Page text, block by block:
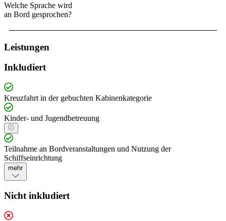
Welche Sprache wird
an Bord gesprochen?
Leistungen
Inkludiert
Kreuzfahrt in der gebuchten Kabinenkategorie
Kinder- und Jugendbetreuung
Teilnahme an Bordveranstaltungen und Nutzung der
Schiffseinrichtung
mehr
Nicht inkludiert